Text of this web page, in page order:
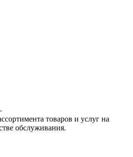
товаров и услуг на
обслуживания.